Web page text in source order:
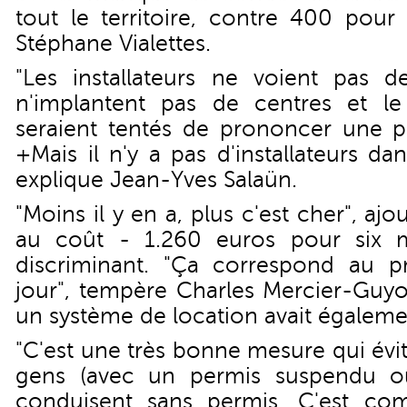
tout le territoire, contre 400 pour
Stéphane Vialettes.
"Les installateurs ne voient pas
n'implantent pas de centres et
seraient tentés de prononcer une
+Mais il n'y a pas d'installateurs
explique Jean-Yves Salaün.
"Moins il y en a, plus c'est cher",
au coût - 1.260 euros pour six
discriminant. "Ça correspond au
jour", tempère Charles Mercier-
un système de location avait
"C'est une très bonne mesure qui
gens (avec un permis suspendu
conduisent sans permis. C'est